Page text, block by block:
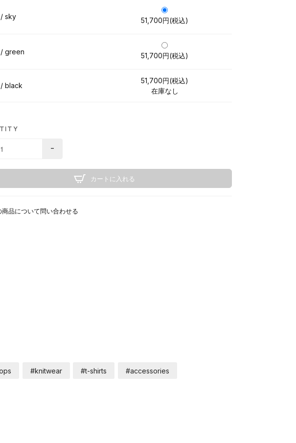
sky 51,700円(税込)
green 51,700円(税込)
black
51,700円(税込)
在庫なし
-
カートに入れる
商品について問い合わせる
#knitwear #t-shirts #accessories